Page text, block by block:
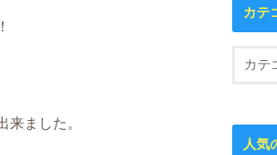
ました。
カテ
人気